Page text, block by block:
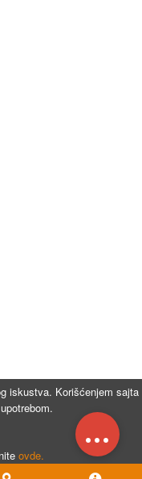
iskustva. Korišćenjem sajta
ovde.
...